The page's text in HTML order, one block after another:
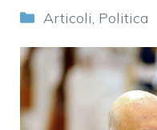
Categorie
Articoli, Politica